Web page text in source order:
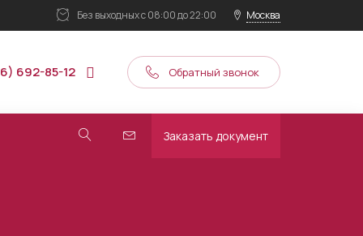
Без выходныхс 08:00 до 22:00 Москва
692-85-12 Обратный звонок
Заказать документ